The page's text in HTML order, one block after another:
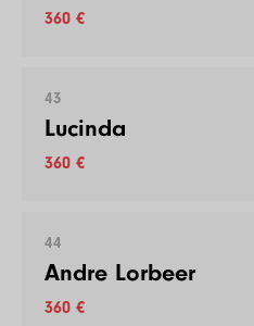
360 €
43
Lucinda
360 €
44
Andre Lorbeer
360 €